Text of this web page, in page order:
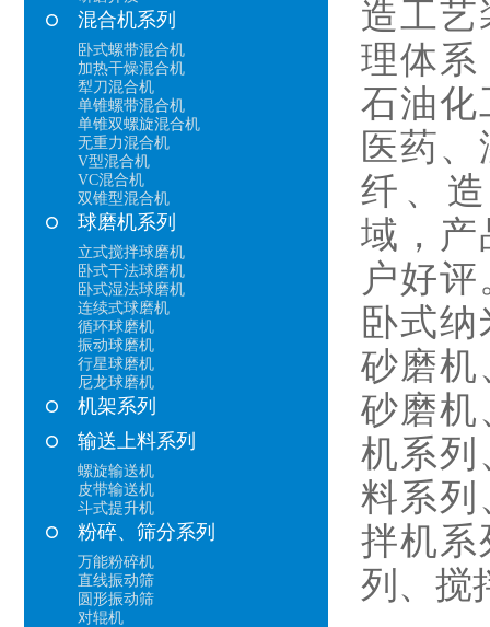
混合机系列
卧式螺带混合机
加热干燥混合机
犁刀混合机
单锥螺带混合机
单锥双螺旋混合机
无重力混合机
V型混合机
VC混合机
双锥型混合机
球磨机系列
立式搅拌球磨机
卧式干法球磨机
卧式湿法球磨机
连续式球磨机
循环球磨机
振动球磨机
行星球磨机
尼龙球磨机
机架系列
输送上料系列
螺旋输送机
皮带输送机
斗式提升机
粉碎、筛分系列
万能粉碎机
直线振动筛
圆形振动筛
对辊机
造工艺
理体系
石油化
医药
纤、
域，产
户好
卧式
砂磨机
砂磨机
机系列
料系列
拌机系
列、搅